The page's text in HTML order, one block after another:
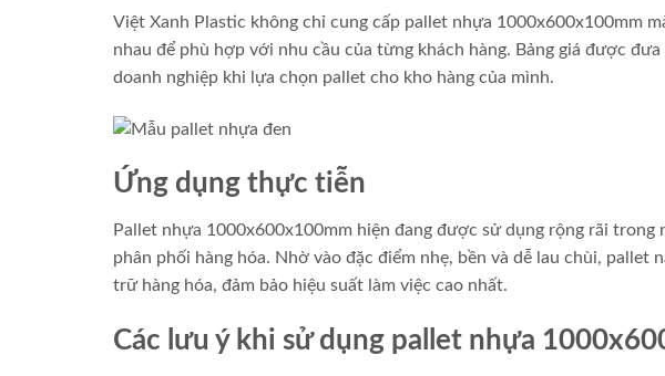
Việt Xanh Plastic không chỉ cung cấp pallet nhựa 1000x600x100mm
nhau để phù hợp với nhu cầu của từng khách hàng. Bảng giá được
doanh nghiệp khi lựa chọn pallet cho kho hàng của mình.
Ứng dụng thực tiễn
Pallet nhựa 1000x600x100mm hiện đang được sử dụng rộng rãi trong
phân phối hàng hóa. Nhờ vào đặc điểm nhẹ, bền và dễ lau chùi,
trữ hàng hóa, đảm bảo hiệu suất làm việc cao nhất.
Các lưu ý khi sử dụng pallet nhựa